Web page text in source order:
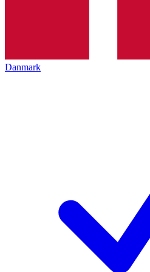
Danmark